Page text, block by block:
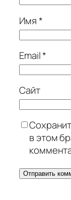
Имя*
Email*
Сайт
в этом